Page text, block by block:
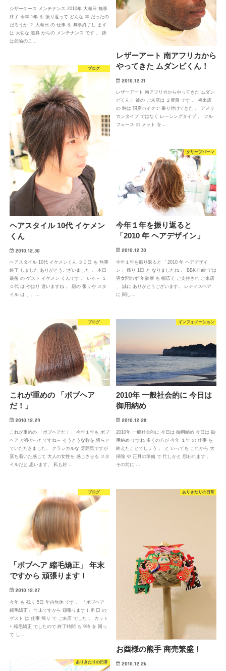
シザーケース メンテナンス 2010年 大晦日 無事
終了 今年 1年 を 振り返って どんな 年 だったの
だろうか ？ 大晦日 の 仕事 を 無事終了し まず
は 大切な 道具 からの メンテナンス です 。 鋏
は勿論のこ…
レザーアート 南アフリカから
やってきた ムダンビくん！
2010.12.31
レザーアート 南アフリカからやってきた ムダン
ビくん！ 彼の ご来店は ２度目 です 。 初来店
の 時は 国産バイクで 乗り付けてきた 。 アメリ
カンタイプ ではなく レーシングタイプ 。 フル
フェース の メット を…
ブログ
ヘアスタイル 10代 イケメン
くん
2010.12.30
ヘアスタイル 10代 イケメンくん ３０日 も 無事
終了 しました ありがとうございました 。 本日
最後 の ゲスト イケメン くんです 。 いゃ～ １
０代 は やはり 違いますね 。 顔の 張りや スタ
イル は 、、…
クリープパーマ
今年１年を振り返ると
「2010 年 ヘアデザイン」
2010.12.30
今年１年を振り返ると 「2010 年 ヘアデザイ
ン」 残り 1日 と なりましたね 。 BBK Hair では
男女問わず 年齢層 も 幅広く ご支持され ご来店
、 誠に ありがとうございます。 レディスヘア
に 関し…
ブログ
これが重めの 「ボブヘア
だ！」
2010.12.29
これが重めの 「ボブヘアだ！」 今年１年も ボブ
ヘア が多かったですね～ そうとうな数を 切らせ
ていただきました。 クラシカルな 雰囲気ですが
落ち着いた感じて 大人の女性を 感じさせる スタ
イルだと 思います。 私も好…
インフォメーション
2010年 一般社会的に 今日は
御用納め
2010.12.28
2010年 一般社会的に 今日は 御用納め 今日は 御
用納め ですね 多くの方が 今年 １年 の 仕事 を
終えたことでしょう 。 と いっても これから 大
掃除 や 正月の準備 で 忙しかと 思われます 。
その前に …
ブログ
「ボブヘア 縮毛矯正」 年末
ですから 頑張ります！
2010.12.27
今年 も 残り 5日 年内無休 です 。 「ボブヘア
縮毛矯正」 年末ですから 頑張ります！ 昨日 の
ゲスト は 仕事 帰り で ご来店 でした 。 カット
+ 縮毛矯正 でしたので 終了時間 も 9時 を 回っ
て し…
ありきたりの日常
お酉様の熊手 商売繁盛！
2010.12.26
ありきたりの日常